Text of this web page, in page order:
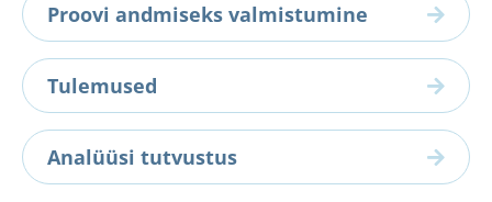
Proovi andmiseks valmistumine
Tulemused
Analüüsi tutvustus